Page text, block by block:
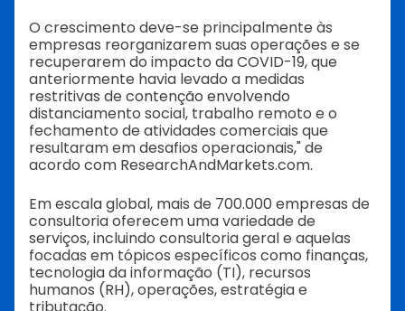
O crescimento deve-se principalmente às
empresas reorganizarem suas operações e se
recuperarem do impacto da COVID-19, que
anteriormente havia levado a medidas
restritivas de contenção envolvendo
distanciamento social, trabalho remoto e o
fechamento de atividades comerciais que
resultaram em desafios operacionais," de
acordo com ResearchAndMarkets.com.
Em escala global, mais de 700.000 empresas de
consultoria oferecem uma variedade de
serviços, incluindo consultoria geral e aquelas
focadas em tópicos específicos como finanças,
tecnologia da informação (TI), recursos
humanos (RH), operações, estratégia e
tributação.